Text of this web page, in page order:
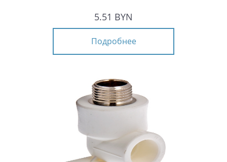
5.51 BYN
Подробнее